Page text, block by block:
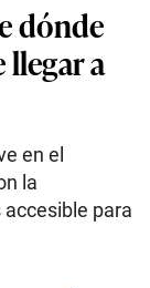
dónde
llegar a
en el
la
accesible para